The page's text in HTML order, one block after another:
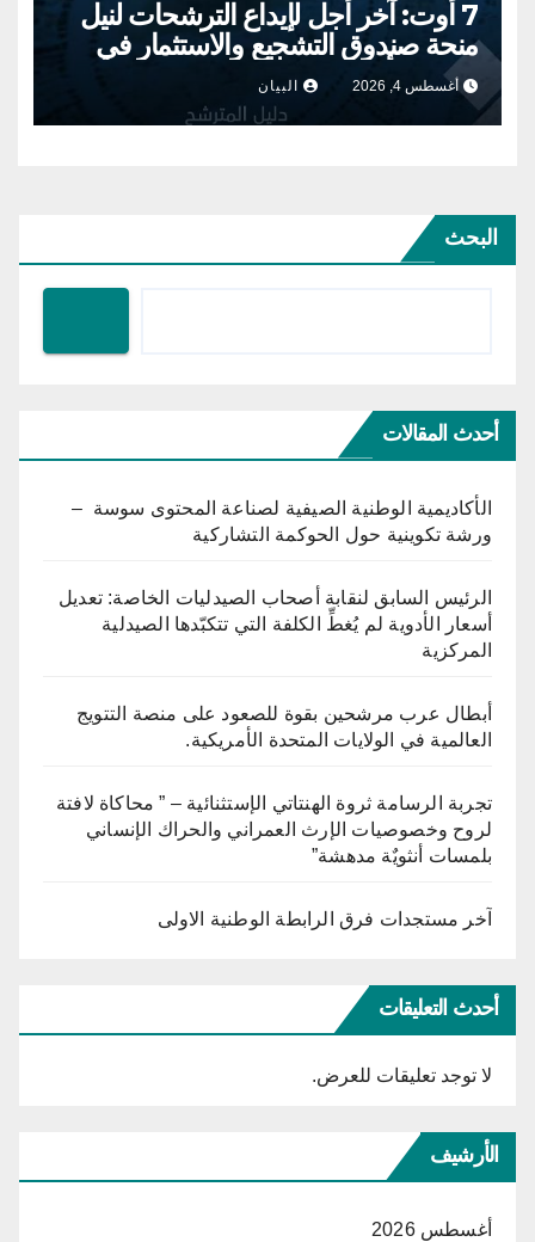
7 أوت: آخر أجل لإيداع الترشحات لنيل
منحة صندوق التشجيع والاستثمار في
الإبداع الأدبي والفني
أغسطس 4, 2026 البيان
البحث
أحدث المقالات
الأكاديمية الوطنية الصيفية لصناعة المحتوى سوسة –
ورشة تكوينية حول الحوكمة التشاركية
الرئيس السابق لنقابة أصحاب الصيدليات الخاصة: تعديل
أسعار الأدوية لم يُغطِّ الكلفة التي تتكبّدها الصيدلية
المركزية
أبطال عرب مرشحين بقوة للصعود على منصة التتويج
العالمية في الولايات المتحدة الأمريكية.
تجربة الرسامة ثروة الهنتاتي الإستثنائية – ” محاكاة لافتة
لروح وخصوصيات الإرث العمراني والحراك الإنساني
بلمسات أنثويٌة مدهشة”
آخر مستجدات فرق الرابطة الوطنية الاولى
أحدث التعليقات
لا توجد تعليقات للعرض.
الأرشيف
أغسطس 2026